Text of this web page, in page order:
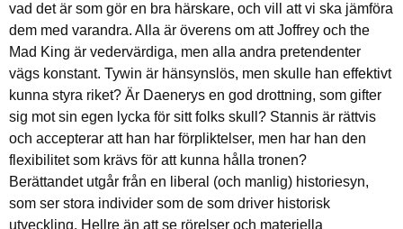
vad det är som gör en bra härskare, och vill att vi ska jämföra
dem med varandra. Alla är överens om att Joffrey och the
Mad King är vedervärdiga, men alla andra pretendenter
vägs konstant. Tywin är hänsynslös, men skulle han effektivt
kunna styra riket? Är Daenerys en god drottning, som gifter
sig mot sin egen lycka för sitt folks skull? Stannis är rättvis
och accepterar att han har förpliktelser, men har han den
flexibilitet som krävs för att kunna hålla tronen?
Berättandet utgår från en liberal (och manlig) historiesyn,
som ser stora individer som de som driver historisk
utveckling. Hellre än att se rörelser och materiella